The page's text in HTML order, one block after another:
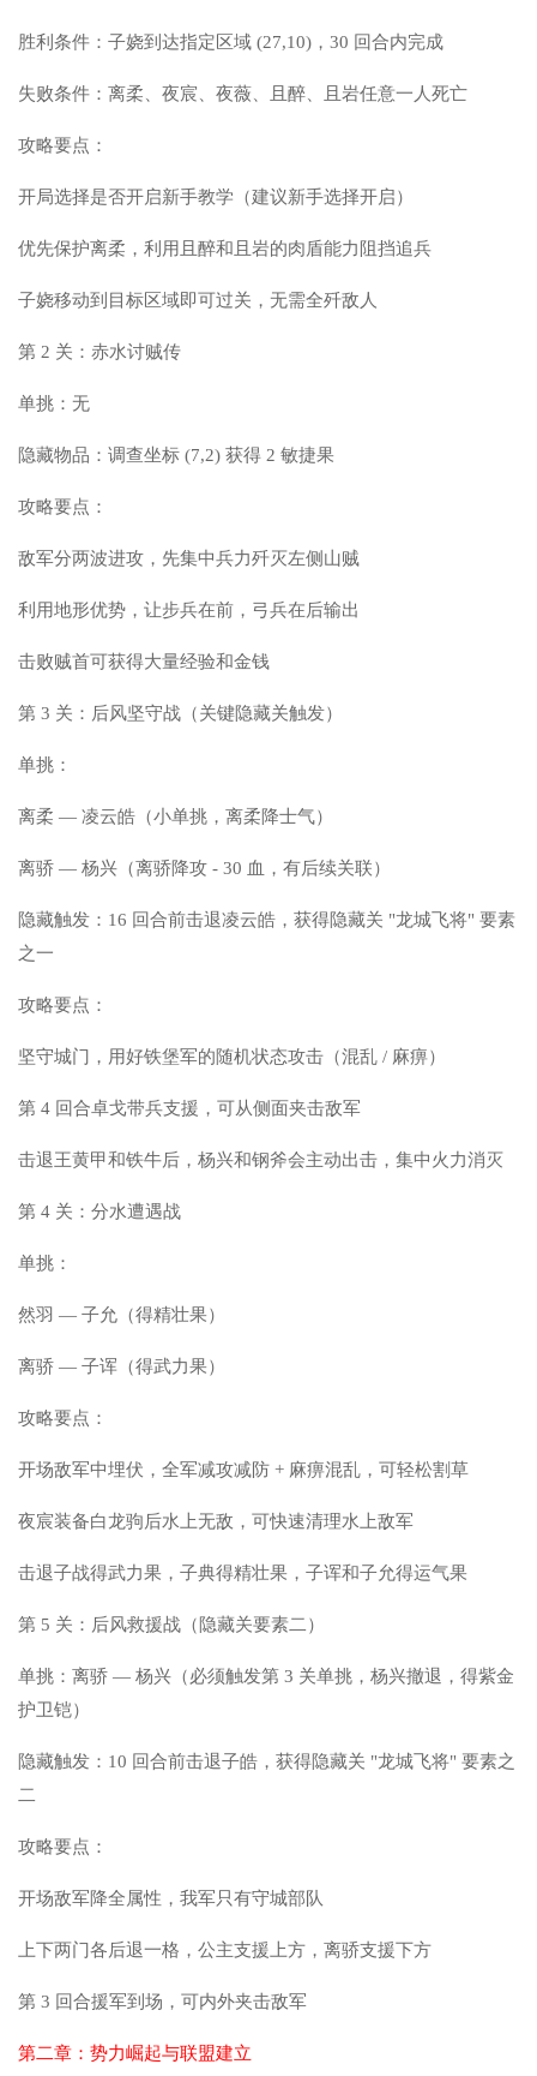
胜利条件：子娆到达指定区域 (27,10)，30 回合内完成
失败条件：离柔、夜宸、夜薇、且醉、且岩任意一人死亡
攻略要点：
开局选择是否开启新手教学（建议新手选择开启）
优先保护离柔，利用且醉和且岩的肉盾能力阻挡追兵
子娆移动到目标区域即可过关，无需全歼敌人
第 2 关：赤水讨贼传
单挑：无
隐藏物品：调查坐标 (7,2) 获得 2 敏捷果
攻略要点：
敌军分两波进攻，先集中兵力歼灭左侧山贼
利用地形优势，让步兵在前，弓兵在后输出
击败贼首可获得大量经验和金钱
第 3 关：后风坚守战（关键隐藏关触发）
单挑：
离柔 — 凌云皓（小单挑，离柔降士气）
离骄 — 杨兴（离骄降攻 - 30 血，有后续关联）
隐藏触发：16 回合前击退凌云皓，获得隐藏关 "龙城飞将" 要素
之一
攻略要点：
坚守城门，用好铁堡军的随机状态攻击（混乱 / 麻痹）
第 4 回合卓戈带兵支援，可从侧面夹击敌军
击退王黄甲和铁牛后，杨兴和钢斧会主动出击，集中火力消灭
第 4 关：分水遭遇战
单挑：
然羽 — 子允（得精壮果）
离骄 — 子诨（得武力果）
攻略要点：
开场敌军中埋伏，全军减攻减防 + 麻痹混乱，可轻松割草
夜宸装备白龙驹后水上无敌，可快速清理水上敌军
击退子战得武力果，子典得精壮果，子诨和子允得运气果
第 5 关：后风救援战（隐藏关要素二）
单挑：离骄 — 杨兴（必须触发第 3 关单挑，杨兴撤退，得紫金
护卫铠）
隐藏触发：10 回合前击退子皓，获得隐藏关 "龙城飞将" 要素之
二
攻略要点：
开场敌军降全属性，我军只有守城部队
上下两门各后退一格，公主支援上方，离骄支援下方
第 3 回合援军到场，可内外夹击敌军
第二章：势力崛起与联盟建立